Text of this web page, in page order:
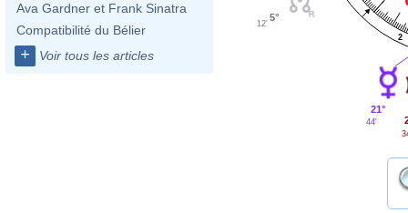
Ava Gardner et Frank Sinatra
Compatibilité du Bélier
+ Voir tous les articles
2
5°
12'
21°
44'